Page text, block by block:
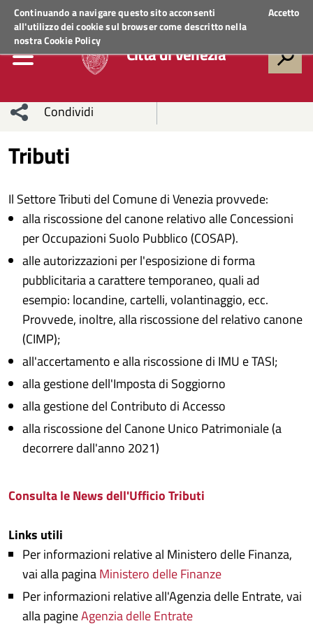
Continuando a navigare questo sito acconsenti
all'utilizzo dei cookie sul browser come descritto nella
nostraCookie Policy
Accetto
Regione VenetoACCEDI AI SERVIZI
Città di Venezia
Condividi
network
Condividi
Facebook
su
Twitter
Condividi
su
Facebook
Condividi
su
Whatsapp
Tributi
Il Settore Tributi del Comune di Venezia provvede:
alla riscossione del canone relativo alle Concessioni
per Occupazioni Suolo Pubblico (COSAP).
alle autorizzazioni per l'esposizione di forma
pubblicitaria a carattere temporaneo, quali ad
esempio: locandine, cartelli, volantinaggio, ecc.
Provvede, inoltre, alla riscossione del relativo canone
(CIMP);
all'accertamento e alla riscossione di IMU e TASI;
alla gestione dell'Imposta di Soggiorno
alla gestione del Contributo di Accesso
alla riscossione del Canone Unico Patrimoniale (a
decorrere dall'anno 2021)
Consulta le News dell'Ufficio Tributi
Links utili
Per informazioni relative al Ministero delle Finanza,
vai alla paginaMinistero delle Finanze
Per informazioni relative all'Agenzia delle Entrate, vai
alla pagineAgenzia delle Entrate